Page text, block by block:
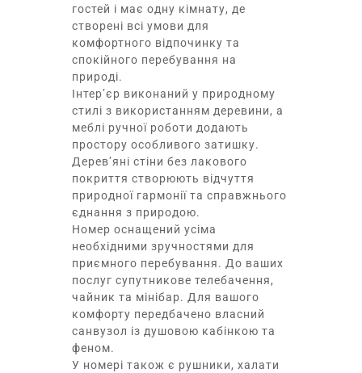
гостей і має одну кімнату, де
створені всі умови для
комфортного відпочинку та
спокійного перебування на
природі.
Інтер’єр виконаний у природному
стилі з використанням деревини, а
меблі ручної роботи додають
простору особливого затишку.
Дерев’яні стіни без лакового
покриття створюють відчуття
природної гармонії та справжнього
єднання з природою.
Номер оснащений усіма
необхідними зручностями для
приємного перебування. До ваших
послуг супутникове телебачення,
чайник та мінібар. Для вашого
комфорту передбачено власний
санвузол із душовою кабінкою та
феном.
У номері також є рушники, халати